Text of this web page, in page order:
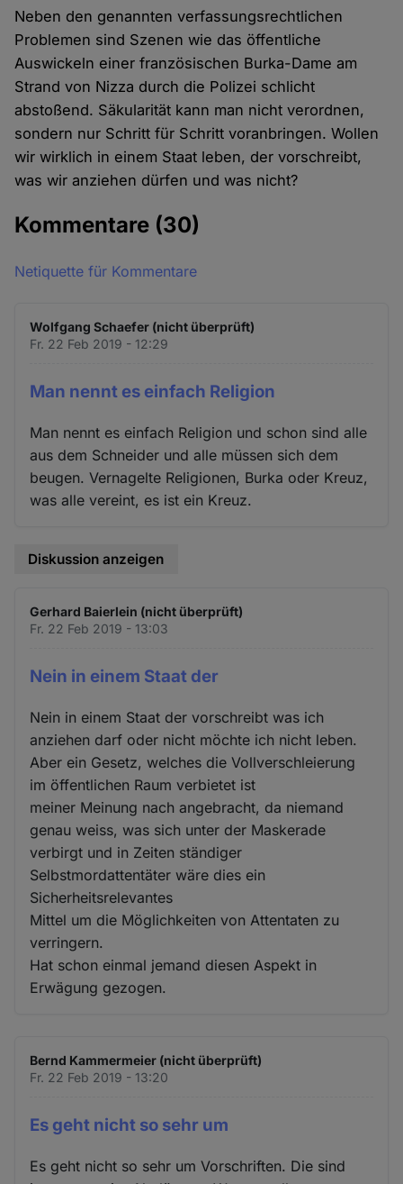
Neben den genannten verfassungsrechtlichen
Problemen sind Szenen wie das öffentliche
Auswickeln einer französischen Burka-Dame am
Strand von Nizza durch die Polizei schlicht
abstoßend. Säkularität kann man nicht verordnen,
sondern nur Schritt für Schritt voranbringen. Wollen
wir wirklich in einem Staat leben, der vorschreibt,
was wir anziehen dürfen und was nicht?
Kommentare (30)
Netiquette für Kommentare
Wolfgang Schaefer (nicht überprüft)
Fr. 22 Feb 2019 - 12:29
Man nennt es einfach Religion
Man nennt es einfach Religion und schon sind alle
aus dem Schneider und alle müssen sich dem
beugen. Vernagelte Religionen, Burka oder Kreuz,
was alle vereint, es ist ein Kreuz.
Diskussion anzeigen
Gerhard Baierlein (nicht überprüft)
Fr. 22 Feb 2019 - 13:03
Nein in einem Staat der
Nein in einem Staat der vorschreibt was ich
anziehen darf oder nicht möchte ich nicht leben.
Aber ein Gesetz, welches die Vollverschleierung
im öffentlichen Raum verbietet ist
meiner Meinung nach angebracht, da niemand
genau weiss, was sich unter der Maskerade
verbirgt und in Zeiten ständiger
Selbstmordattentäter wäre dies ein
Sicherheitsrelevantes
Mittel um die Möglichkeiten von Attentaten zu
verringern.
Hat schon einmal jemand diesen Aspekt in
Erwägung gezogen.
Bernd Kammermeier (nicht überprüft)
Fr. 22 Feb 2019 - 13:20
Es geht nicht so sehr um
Es geht nicht so sehr um Vorschriften. Die sind